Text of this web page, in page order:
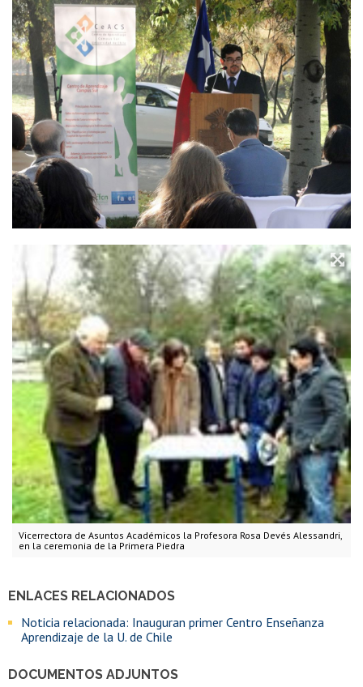
Vicerrectora de Asuntos Académicos la Profesora Rosa Devés Alessandri,
en la ceremonia de la Primera Piedra
ENLACES RELACIONADOS
Noticia relacionada: Inauguran primer Centro Enseñanza
Aprendizaje de la U. de Chile
DOCUMENTOS ADJUNTOS